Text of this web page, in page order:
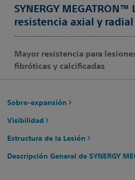
SYNERGY
resistencia axial y
Mayor resistencia para
fibróticas y calcificadas
Sobre-expansión
Visibilidad
Estructura de la Lesión
Descripción General de SYNERGY